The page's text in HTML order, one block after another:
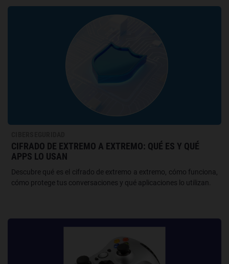
CIFRADO DE EXTREMO A EXTREMO: QUÉ ES Y QUÉ
APPS LO USAN
Descubre qué es el cifrado de extremo a extremo, cómo funciona,
cómo protege tus conversaciones y qué aplicaciones lo utilizan.